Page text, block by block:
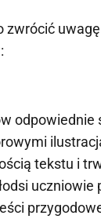
zwrócić
odpowiednie
tekstu i
uczniowie